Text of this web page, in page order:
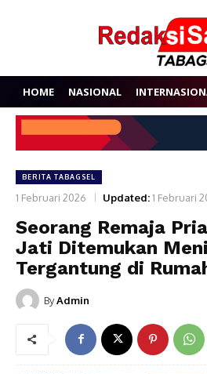
HOME NASIONAL
BERITA TABAGSEL
1 Februari 2026 Updated:1 Februari
Seorang Remaja
Jati Ditemukan
Tergantung di
ByAdmin